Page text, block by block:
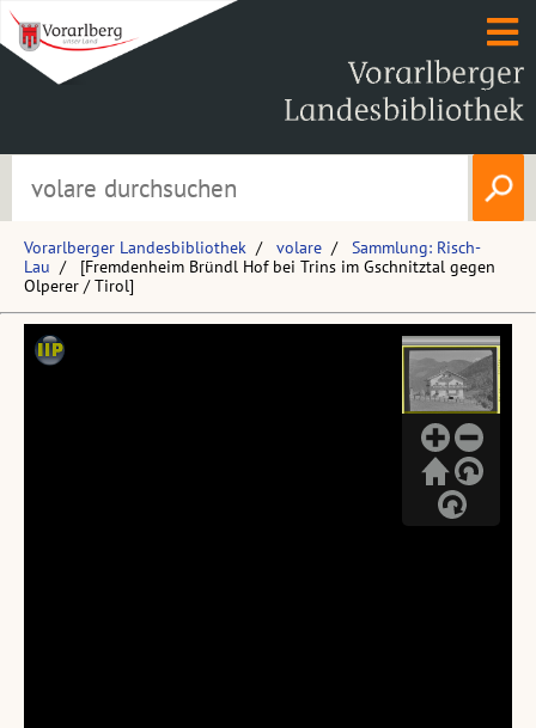
Vorarlberger Landesbibliothek volare
Sammlung: Risch-
Lau
[Fremdenheim Bründl Hof bei Trins im Gschnitztal gegen
Olperer / Tirol]